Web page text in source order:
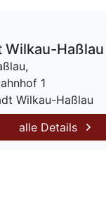
Wilkau-Haßlau
1
Wilkau-Haßlau
alle Details